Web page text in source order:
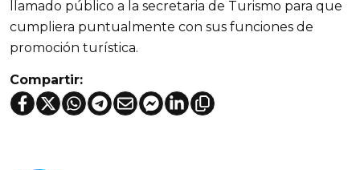
llamado público a la secretaria de Turismo para que
cumpliera puntualmente con sus funciones de
promoción turística.
Compartir: